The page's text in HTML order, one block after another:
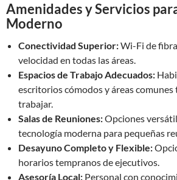
Amenidades y Servicios
Moderno
Conectividad Superior:Wi-Fi de
velocidad en todas las áreas.
Espacios de Trabajo Adecuados:
escritorios cómodos y áreas
trabajar.
Salas de Reuniones:Opciones
tecnología moderna para pequeñas
Desayuno Completo y Flexible:
horarios tempranos de ejecutivos.
Asesoría Local: Personal con